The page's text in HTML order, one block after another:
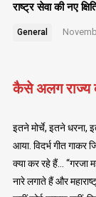
राष्ट्र सेवा की नए
General
कैसे अलग राज्य
इतने मोर्चे, इतने धरना,
आया. विदर्भ गीत गाकर
क्या कर रहे हैं… “गरजा
नारे लगाते हैं और